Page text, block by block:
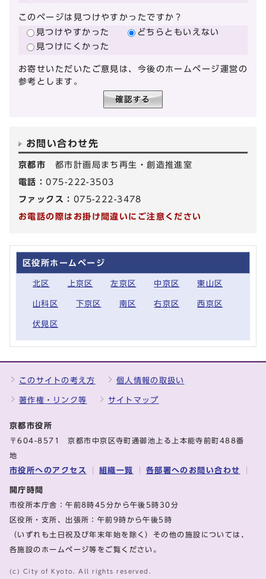
このページは見つけやすかったですか？
見つけやすかった
どちらともいえない
見つけにくかった
お寄せいただいたご意見は、今後のホームページ運営の
参考とします。
お問い合わせ先
京都市 都市計画局まち再生・創造推進室
電話：075-222-3503
ファックス： 075-222-3478
お電話の際はお掛け間違いにご注意ください
区役所ホームページ
北区 上京区 左京区 中京区 東山区
山科区 下京区 南区 右京区 西京区
伏見区
このサイトの考え方 個人情報の取扱い
著作権・リンク等 サイトマップ
京都市役所
〒604-8571 京都市中京区寺町通御池上る上本能寺前町488番
地
市役所へのアクセス 組織一覧 各部署へのお問い合わせ
開庁時間
市役所本庁舎：午前8時45分から午後5時30分
区役所・支所、出張所：午前9時から午後5時
（いずれも土日祝及び年末年始を除く）その他の施設については、
各施設のホームページ等をご覧ください。
(c) City of Kyoto. All rights reserved.